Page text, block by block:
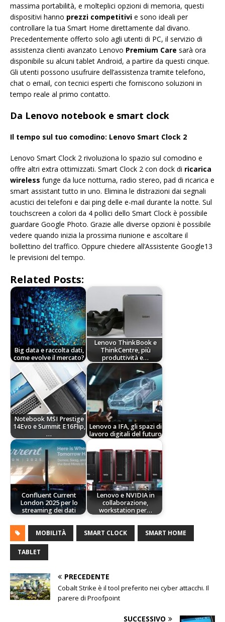
massima portabilità, e molteplici opzioni di memoria, questi
dispositivi hanno prezzi competitivi e sono ideali per
controllare la tua Smart Home direttamente dal divano.
Precedentemente offerto solo agli utenti di PC, il servizio di
assistenza clienti avanzato Lenovo Premium Care sarà ora
disponibile su alcuni tablet Android, a partire da questi cinque.
Gli utenti possono usufruire dell’assistenza tramite telefono,
chat o email, con tecnici esperti che forniscono soluzioni in
tempo reale al primo contatto.
Da Lenovo notebook e smart clock
Il tempo sul tuo comodino: Lenovo Smart Clock 2
Lenovo Smart Clock 2 rivoluziona lo spazio sul comodino e
offre altri extra ottimizzati. Smart Clock 2 con dock di ricarica
wireless funge da luce notturna, radio stereo, pad di ricarica e
smart assistant tutto in uno. Elimina le distrazioni dai segnali
acustici dei telefoni e dai ping delle e-mail durante la notte. Sul
touchscreen a colori da 4 pollici dello Smart Clock è possibile
guardare Google Photo. Grazie alle diverse opzioni è possibile
vedere quando inizia la prossima riunione e ascoltare il
bollettino del traffico. Oppure chiedere all’Assistente Google13
le previsioni del tempo.
Related Posts:
Big data e raccolta dati,
come evolve il mercato?
Lenovo ThinkBook e
ThinkCentre, più
produttività e…
Notebook MSI Prestige
14Evo e Summit E16Flip,
…
Lenovo a IFA, gli spazi di
lavoro digitali del futuro
Confluent Current
London 2025 per lo
streaming dei dati
Lenovo e NVIDIA in
collaborazione,
workstation per…
MOBILITÀ SMART CLOCK SMART HOME
TABLET
PRECEDENTE
Cobalt Strike è il tool preferito nei cyber attacchi. Il
parere di Proofpoint
SUCCESSIVO